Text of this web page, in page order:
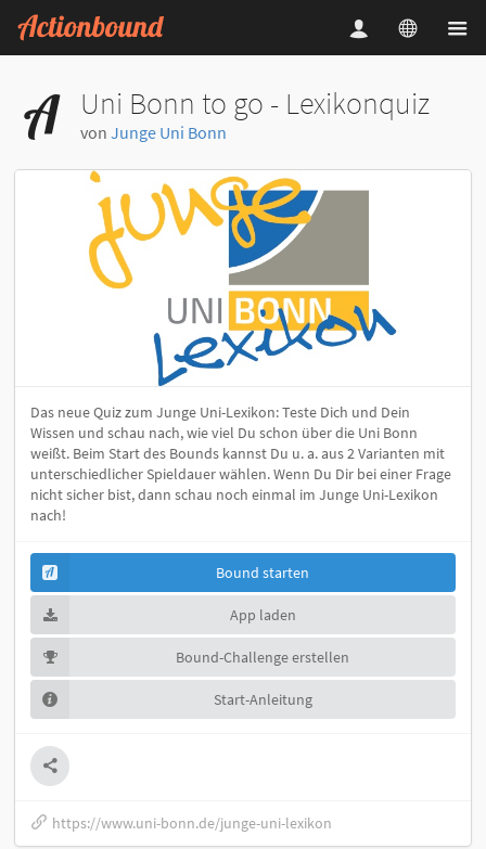
Uni Bonn to go - Lexikonquiz
von Junge Uni Bonn
Das neue Quiz zum Junge Uni-Lexikon: Teste Dich und Dein
Wissen und schau nach, wie viel Du schon über die Uni Bonn
weißt. Beim Start des Bounds kannst Du u. a. aus 2 Varianten mit
unterschiedlicher Spieldauer wählen. Wenn Du Dir bei einer Frage
nicht sicher bist, dann schau noch einmal im Junge Uni-Lexikon
nach!
Bound starten
App laden
Bound-Challenge erstellen
Start-Anleitung
https://www.uni-bonn.de/junge-uni-lexikon